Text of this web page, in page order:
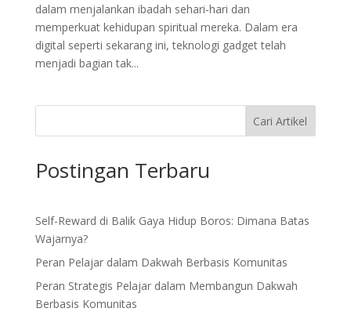
dalam menjalankan ibadah sehari-hari dan
memperkuat kehidupan spiritual mereka. Dalam era
digital seperti sekarang ini, teknologi gadget telah
menjadi bagian tak...
Cari Artikel
Postingan Terbaru
Self-Reward di Balik Gaya Hidup Boros: Dimana Batas
Wajarnya?
Peran Pelajar dalam Dakwah Berbasis Komunitas
Peran Strategis Pelajar dalam Membangun Dakwah
Berbasis Komunitas